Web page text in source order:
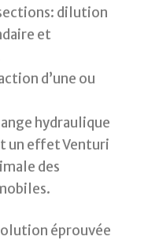
dilution
et
d’une ou
hydraulique
un effet Venturi
des
éprouvée